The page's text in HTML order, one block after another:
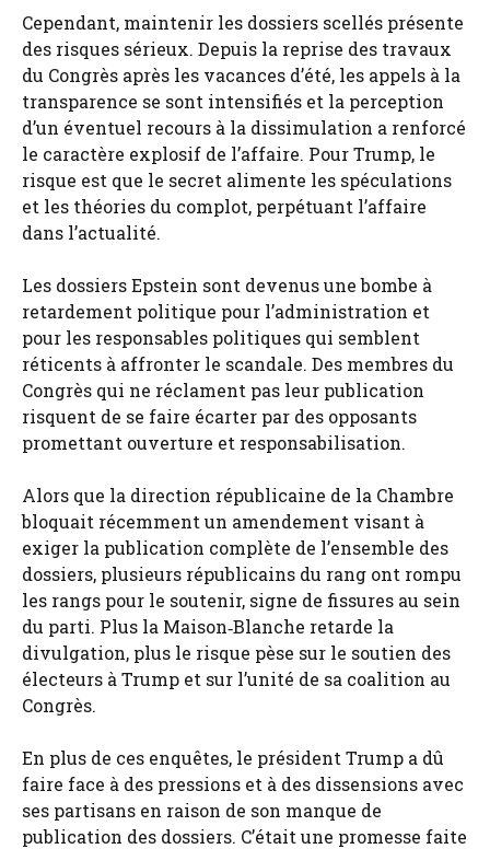
Cependant, maintenir les dossiers scellés présente
des risques sérieux. Depuis la reprise des travaux
du Congrès après les vacances d’été, les appels à la
transparence se sont intensifiés et la perception
d’un éventuel recours à la dissimulation a renforcé
le caractère explosif de l’affaire. Pour Trump, le
risque est que le secret alimente les spéculations
et les théories du complot, perpétuant l’affaire
dans l’actualité.
Les dossiers Epstein sont devenus une bombe à
retardement politique pour l’administration et
pour les responsables politiques qui semblent
réticents à affronter le scandale. Des membres du
Congrès qui ne réclament pas leur publication
risquent de se faire écarter par des opposants
promettant ouverture et responsabilisation.
Alors que la direction républicaine de la Chambre
bloquait récemment un amendement visant à
exiger la publication complète de l’ensemble des
dossiers, plusieurs républicains du rang ont rompu
les rangs pour le soutenir, signe de fissures au sein
du parti. Plus la Maison‑Blanche retarde la
divulgation, plus le risque pèse sur le soutien des
électeurs à Trump et sur l’unité de sa coalition au
Congrès.
En plus de ces enquêtes, le président Trump a dû
faire face à des pressions et à des dissensions avec
ses partisans en raison de son manque de
publication des dossiers. C’était une promesse faite